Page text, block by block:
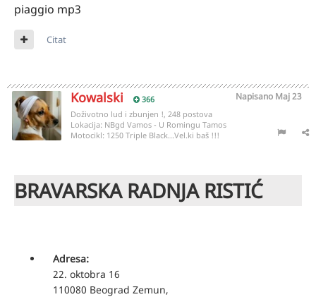
piaggio mp3
Citat
Kowalski 366 Napisano Maj 23
Doživotno lud i zbunjen !, 248 postova
Lokacija: NBgd Vamos - U Romingu Tamos
Motocikl: 1250 Triple Black...Vel.ki baš !!!
BRAVARSKA RADNJA RISTIĆ
Adresa:
22. oktobra 16
110080 Beograd Zemun,